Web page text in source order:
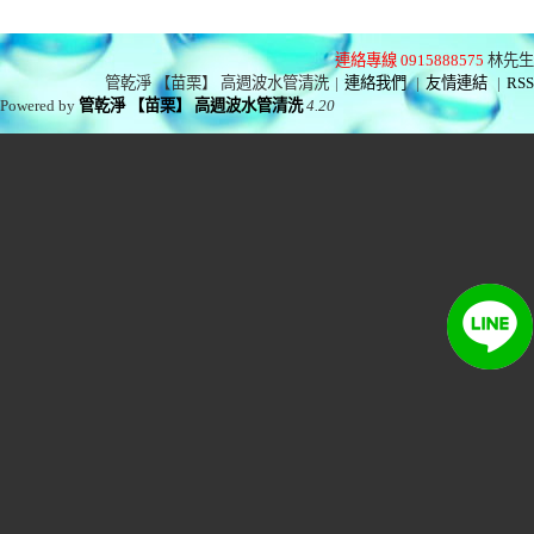
連絡專線 0915888575 林先生
管乾淨 【苗栗】 高週波水管清洗 | 連絡我們 | 友情連結 | RSS
Powered by管乾淨 【苗栗】 高週波水管清洗 4.20